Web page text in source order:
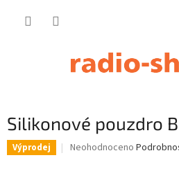
Silikonové pouzdro
Výprodej
Průměrné
Neohodnoceno